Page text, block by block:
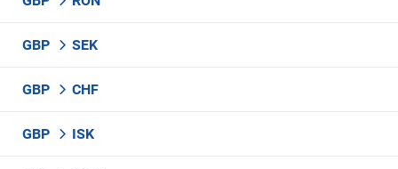
GBP SEK
GBP CHF
GBP ISK